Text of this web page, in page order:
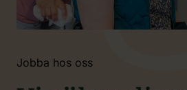
Jobba hos oss